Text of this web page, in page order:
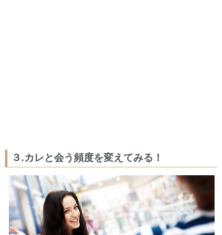
３.カレと会う頻度を変えてみる！